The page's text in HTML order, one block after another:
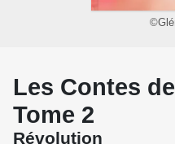
Les Contes
Tome 2
Révolution